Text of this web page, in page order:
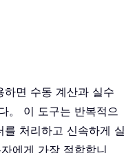
면 수동 계산과 실수
。 이 도구는 반복적으
처리하고 신속하게 실
에게 가장 적합합니